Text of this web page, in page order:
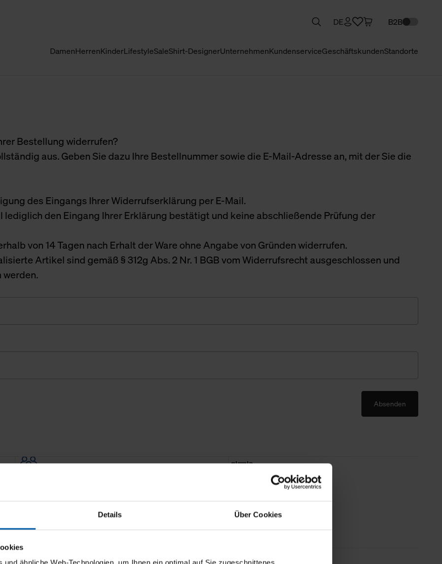
Details Über Cookies
DamenHerrenKinderLifestyleSaleShirt-DesignerUnternehmenKundenserviceGeschäftskundenStandorte
DE B2B
Bestellung widerrufen?
aus. Geben Sie dazu Ihre Bestellnummer sowie die E-Mail-Adresse an, mit der Sie die
des Eingangs Ihrer Widerrufserklärung per E-Mail.
den Eingang Ihrer Erklärung bestätigt und keine abschließende Prüfung der
von 14 Tagen nach Erhalt der Ware ohne Angabe von Gründen widerrufen.
Artikel sind gemäß § 312g Abs. 2 Nr. 1 BGB vom Widerrufsrecht ausgeschlossen und
Absenden
14 Tage Rückgaberecht